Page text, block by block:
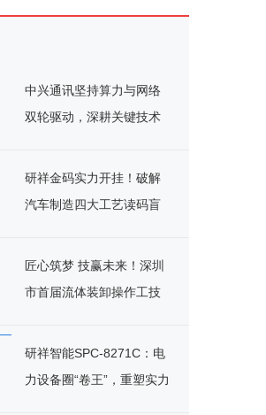
中兴通讯坚持算力与网络
双轮驱动，深耕关键技术
研祥金码实力开挂！破解
汽车制造四大工艺读码盲
匠心筑梦 技赢未来！深圳
市首届流体装卸操作工技
研祥智能SPC-8271C：电
力设备圈“卷王”，重塑实力